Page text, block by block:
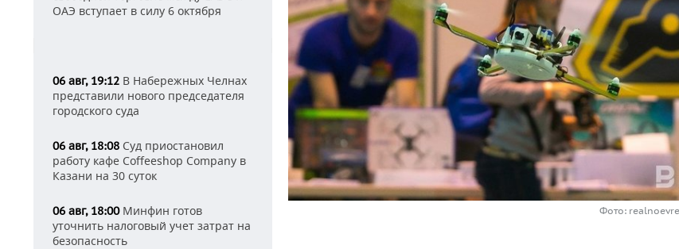
ОАЭ вступает в силу 6 октября
06 авг, 19:12 В Набережных Челнах
представили нового председателя
городского суда
06 авг, 18:08 Суд приостановил
работу кафе Coffeeshop Company в
Казани на 30 суток
06 авг, 18:00Минфин готов
уточнить налоговый учет затрат на
безопасность
Фото: